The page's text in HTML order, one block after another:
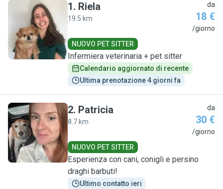
R
1. Riela
19.5 km
da
18 €
/giorno
NUOVO PET SITTER
Infermiera veterinaria + pet sitter
Calendario aggiornato di recente
Ultima prenotazione 4 giorni fa
P
2. Patricia
8.7 km
da
30 €
/giorno
NUOVO PET SITTER
Esperienza con cani, conigli e persino
draghi barbuti!
Ultimo contatto ieri